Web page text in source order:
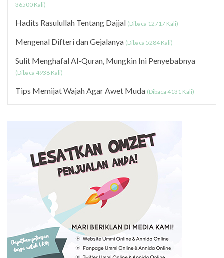
36500 Kali)
Hadits Rasulullah Tentang Dajjal (Dibaca 12717 Kali)
Mengenal Difteri dan Gejalanya (Dibaca 5284 Kali)
Sulit Menghafal Al-Quran, Mungkin Ini Penyebabnya
(Dibaca 4938 Kali)
Tips Memijat Wajah Agar Awet Muda (Dibaca 4131 Kali)